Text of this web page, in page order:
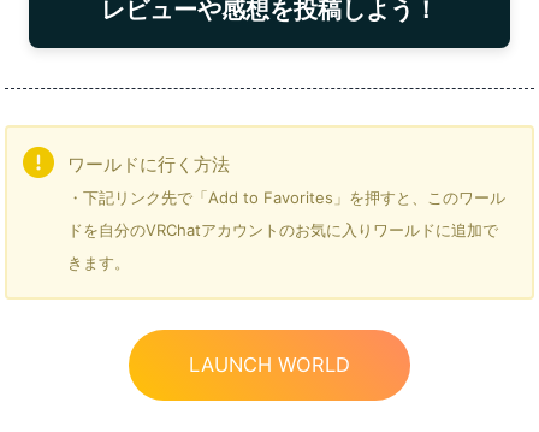
レビューや感想を投稿しよう！
ワールドに行く方法
・下記リンク先で「Add to Favorites」を押すと、このワール
ドを自分のVRChatアカウントのお気に入りワールドに追加で
きます。
LAUNCH WORLD